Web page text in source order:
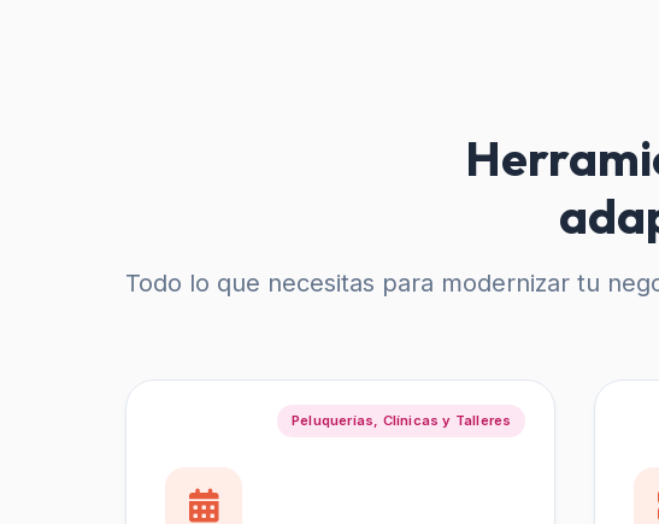
Todo lo que necesitas para modernizar tu
Peluquerías, Clínicas y Talleres